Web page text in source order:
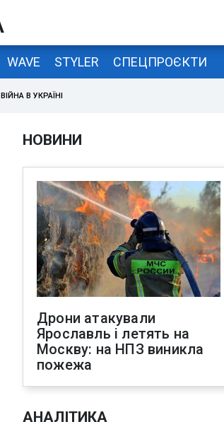
WAVE STYLER СПЕЦПРОЄКТИ
ВІЙНА В УКРАЇНІ
НОВИНИ
Дрони атакували
Ярославль і летять на
Москву: на НПЗ виникла
пожежа
АНАЛІТИКА